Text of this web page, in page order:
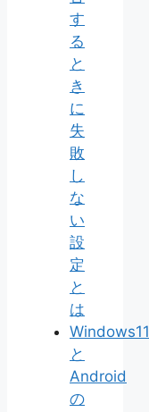
す
る
と
き
に
失
敗
し
な
い
設
定
と
は
Windows11
と
Android
の